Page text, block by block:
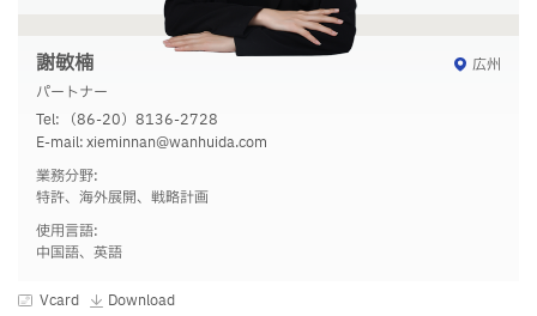
謝敏楠
広州
パートナー
Tel:
（86-20）8136-2728
E-mail:xieminnan@wanhuida.com
業務分野:
特許、海外展開、戦略計画
使用言語:
中国語、英語
Vcard Download